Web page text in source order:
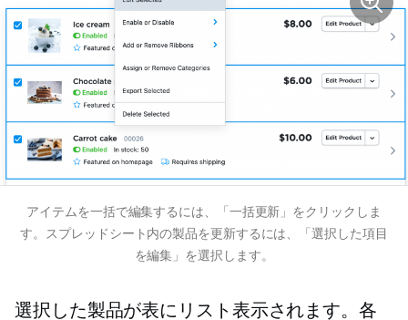
アイテムを一括で編集するには、「一括更新」をクリックしま
す。スプレッドシート内の製品を更新するには、「選択した項目
を編集」を選択します。
選択した製品が表にリスト表示されます。各